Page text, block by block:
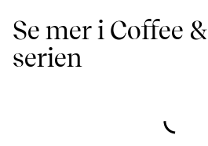
Se mer i Coffee
serien